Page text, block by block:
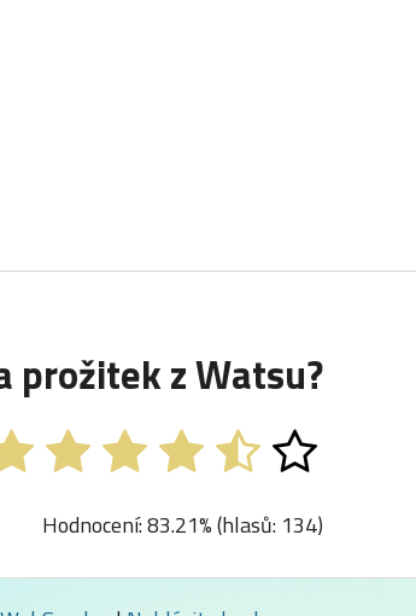
prožitek z Watsu?
Hodnocení: 83.21% (hlasů: 134)